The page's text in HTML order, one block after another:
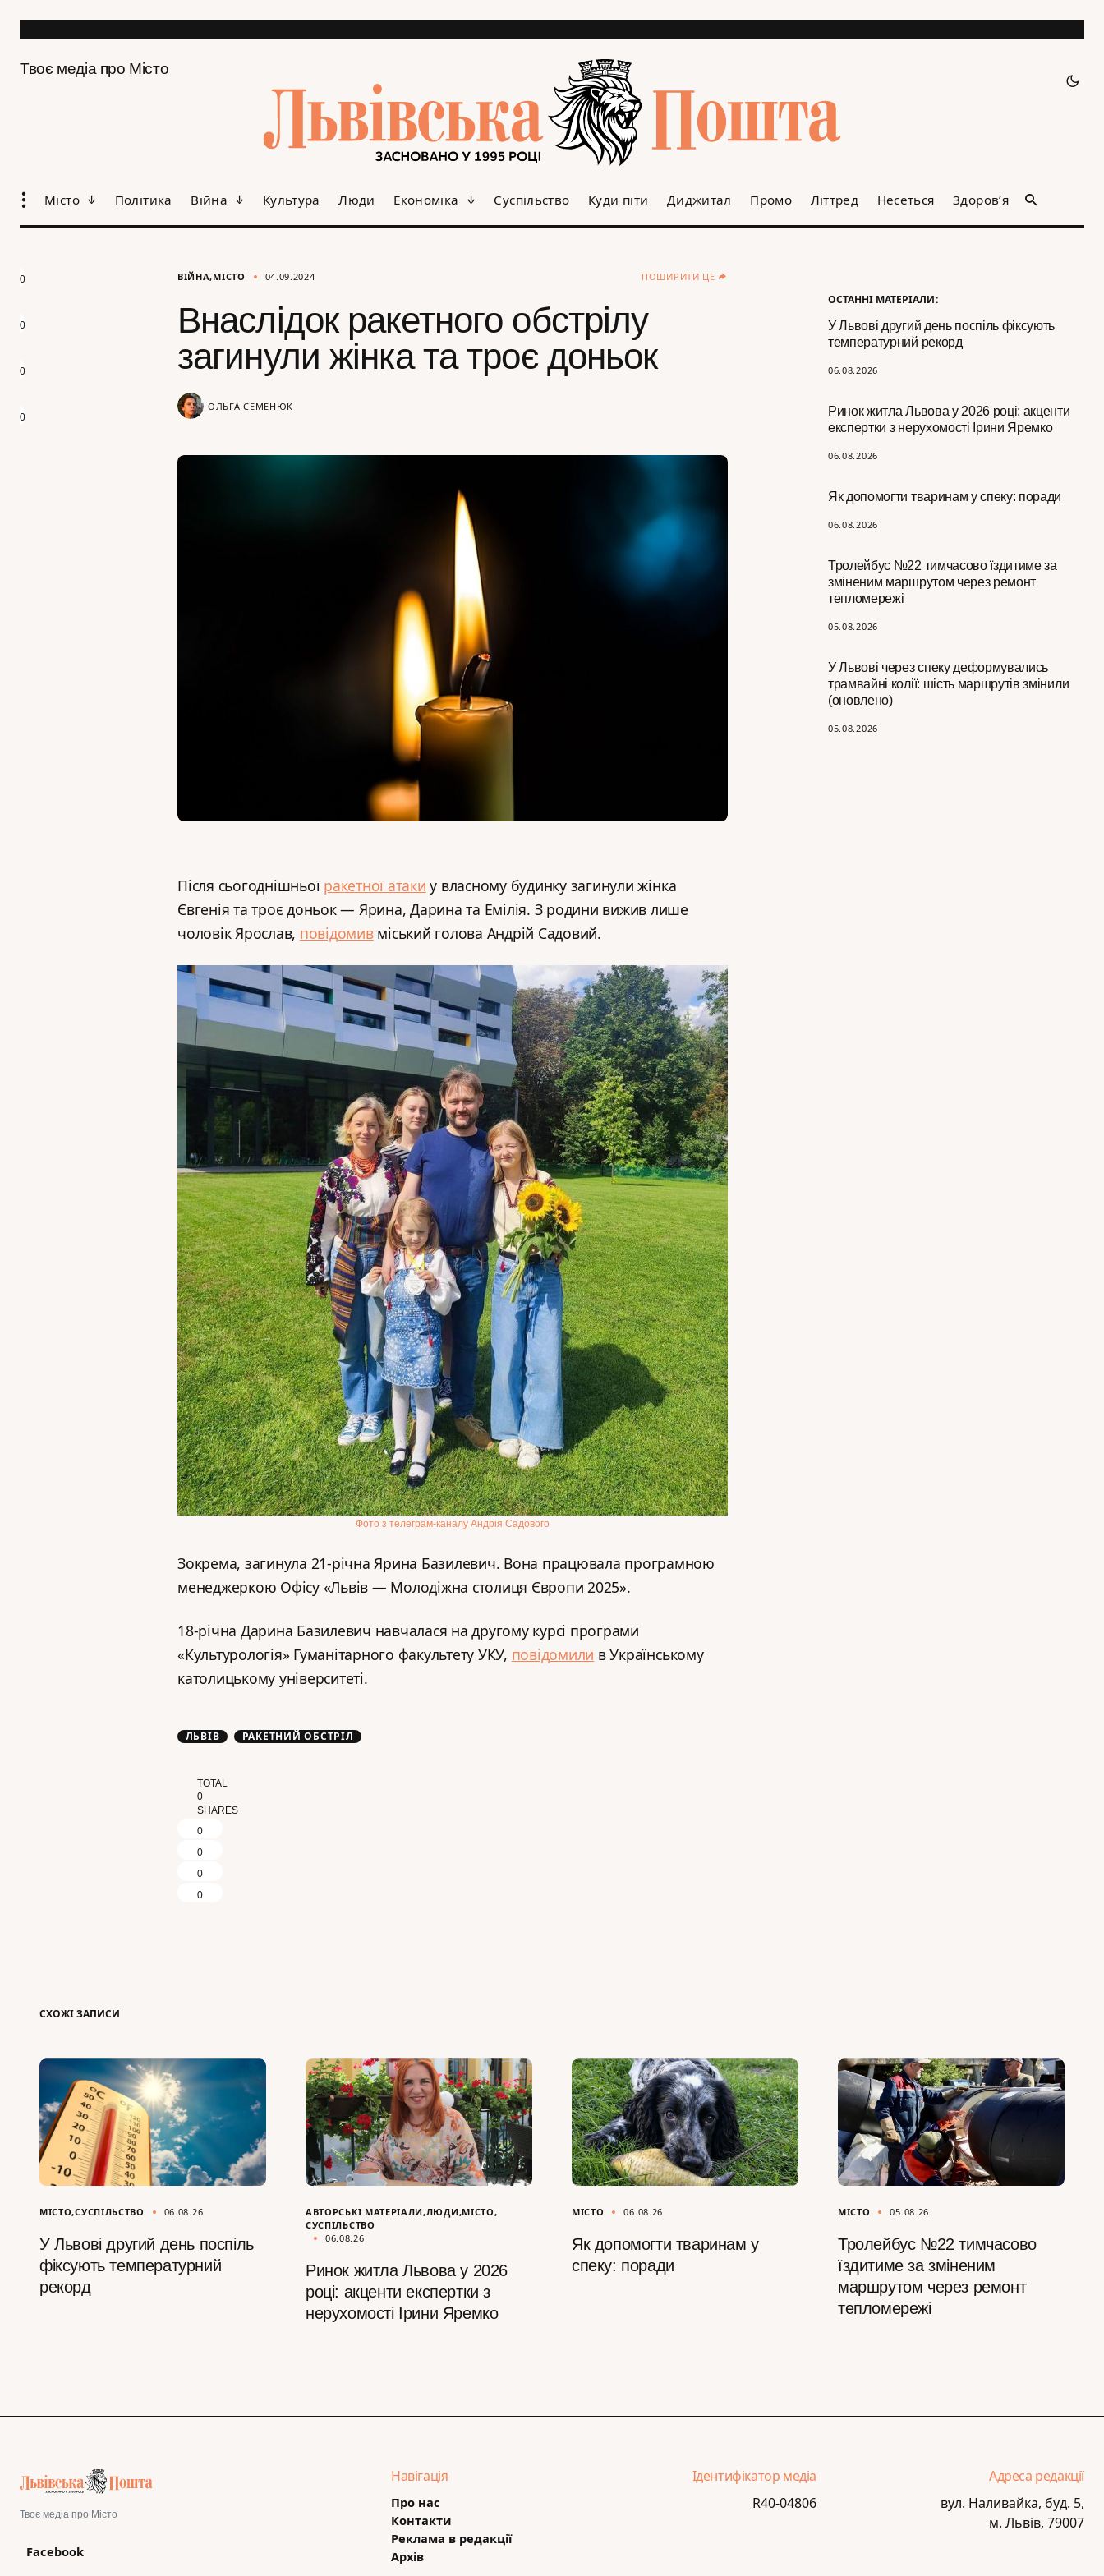
Твоє медіа про Місто
Місто Політика Війна Культура Люди Економіка Суспільство Куди піти Диджитал Промо Літтред Несеться Здоров’я
ОСТАННІ МАТЕРІАЛИ:
У Львові другий день поспіль фіксують
температурний рекорд
06.08.2026
Ринок житла Львова у 2026 році: акценти
експертки з нерухомості Ірини Яремко
06.08.2026
Як допомогти тваринам у спеку: поради
06.08.2026
Тролейбус №22 тимчасово їздитиме за
зміненим маршрутом через ремонт
тепломережі
05.08.2026
У Львові через спеку деформувались
трамвайні колії: шість маршрутів змінили
(оновлено)
05.08.2026
ВІЙНА МІСТО 04.09.2024 ПОШИРИТИ ЦЕ
Внаслідок ракетного обстрілу
загинули жінка та троє доньок
ОЛЬГА СЕМЕНЮК
Після сьогоднішньої ракетної атаки у власному будинку загинули жінка
Євгенія та троє доньок — Ярина, Дарина та Емілія. З родини вижив лише
чоловік Ярослав, повідомивміський голова Андрій Садовий.
Фото з телеграм-каналу Андрія Садового
Зокрема, загинула 21-річна Ярина Базилевич. Вона працювала програмною
менеджеркою Офісу «Львів — Молодіжна столиця Європи 2025».
18-річна Дарина Базилевич навчалася на другому курсі програми
«Культурологія» Гуманітарного факультету УКУ, повідомили в Українському
католицькому університеті.
ЛЬВІВ РАКЕТНИЙ ОБСТРІЛ
TOTAL
0
SHARES
0
0
0
0
0
0
0
0
СХОЖІ ЗАПИСИ
МІСТО СУСПІЛЬСТВО 06.08.26
У Львові другий день поспіль
фіксують температурний
рекорд
АВТОРСЬКІ МАТЕРІАЛИ ЛЮДИ МІСТО
СУСПІЛЬСТВО
06.08.26
Ринок житла Львова у 2026
році: акценти експертки з
нерухомості Ірини Яремко
МІСТО 06.08.26
Як допомогти тваринам у
спеку: поради
МІСТО 05.08.26
Тролейбус №22 тимчасово
їздитиме за зміненим
маршрутом через ремонт
тепломережі
Твоє медіа про Місто
Facebook
Навігація
Про нас
Контакти
Реклама в редакції
Архів
Ідентифікатор медіа
R40-04806
Адреса редакції
вул. Наливайка, буд. 5,
м. Львів, 79007